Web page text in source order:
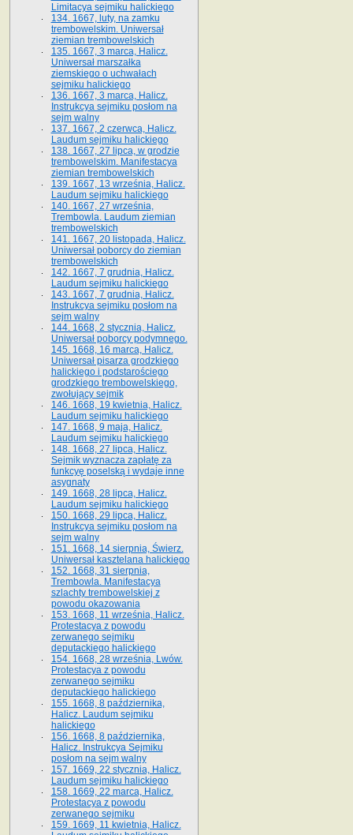
Limitacya sejmiku halickiego
134. 1667, luty, na zamku
trembowelskim. Uniwersał
ziemian trembowelskich
135. 1667, 3 marca, Halicz.
Uniwersał marszałka
ziemskiego o uchwałach
sejmiku halickiego
136. 1667, 3 marca, Halicz.
Instrukcya sejmiku posłom na
sejm walny
137. 1667, 2 czerwca, Halicz.
Laudum sejmiku halickiego
138. 1667, 27 lipca, w grodzie
trembowelskim. Manifestacya
ziemian trembowelskich
139. 1667, 13 września, Halicz.
Laudum sejmiku halickiego
140. 1667, 27 września,
Trembowla. Laudum ziemian
trembowelskich
141. 1667, 20 listopada, Halicz.
Uniwersał poborcy do ziemian
trembowelskich
142. 1667, 7 grudnia, Halicz.
Laudum sejmiku halickiego
143. 1667, 7 grudnia, Halicz.
Instrukcya sejmiku posłom na
sejm walny
144. 1668, 2 stycznia, Halicz.
Uniwersał poborcy podymnego.
145. 1668, 16 marca, Halicz.
Uniwersał pisarza grodzkiego
halickiego i podstarościego
grodzkiego trembowelskiego,
zwołujący sejmik
146. 1668, 19 kwietnia, Halicz.
Laudum sejmiku halickiego
147. 1668, 9 maja, Halicz.
Laudum sejmiku halickiego
148. 1668, 27 lipca, Halicz.
Sejmik wyznacza zapłatę za
funkcyę poselską i wydaje inne
asygnaty
149. 1668, 28 lipca, Halicz.
Laudum sejmiku halickiego
150. 1668, 29 lipca, Halicz.
Instrukcya sejmiku posłom na
sejm walny
151. 1668, 14 sierpnia, Świerz.
Uniwersał kasztelana halickiego
152. 1668, 31 sierpnia,
Trembowla. Manifestacya
szlachty trembowelskiej z
powodu okazowania
153. 1668, 11 września, Halicz.
Protestacya z powodu
zerwanego sejmiku
deputackiego halickiego
154. 1668, 28 września, Lwów.
Protestacya z powodu
zerwanego sejmiku
deputackiego halickiego
155. 1668, 8 października,
Halicz. Laudum sejmiku
halickiego
156. 1668, 8 października,
Halicz. Instrukcya Sejmiku
posłom na sejm walny
157. 1669, 22 stycznia, Halicz.
Laudum sejmiku halickiego
158. 1669, 22 marca, Halicz.
Protestacya z powodu
zerwanego sejmiku
159. 1669, 11 kwietnia, Halicz.